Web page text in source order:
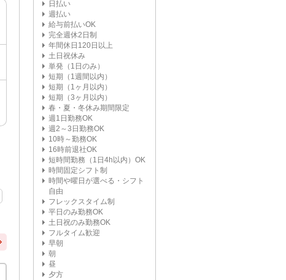
日払い
週払い
給与前払いOK
完全週休2日制
年間休日120日以上
土日祝休み
単発（1日のみ）
短期（1週間以内）
短期（1ヶ月以内）
短期（3ヶ月以内）
春・夏・冬休み期間限定
週1日勤務OK
週2～3日勤務OK
10時～勤務OK
16時前退社OK
短時間勤務（1日4h以内）OK
時間固定シフト制
時間や曜日が選べる・シフト
自由
フレックスタイム制
平日のみ勤務OK
土日祝のみ勤務OK
フルタイム歓迎
早朝
朝
昼
夕方